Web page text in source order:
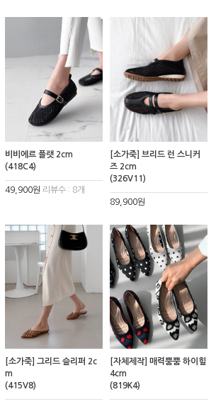
비비에르 플랫 2cm
(418C4)
49,900원 리뷰수 : 8개
[소가죽] 브리드 런 스니커
즈 2cm
(326V11)
89,900원
[소가죽] 그리드 슬리퍼 2c
m
(415V8)
[자체제작] 매력뿜뿜 하이힐
4cm
(819K4)